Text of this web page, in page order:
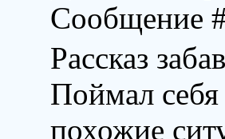
Сообщение
Рассказ
Поймал себя
похожие